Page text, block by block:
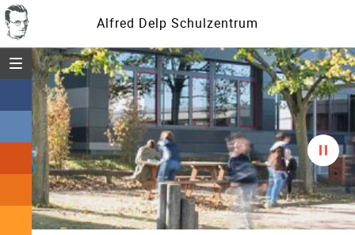
Alfred Delp Schulzentrum
Menü öffnen
spielt